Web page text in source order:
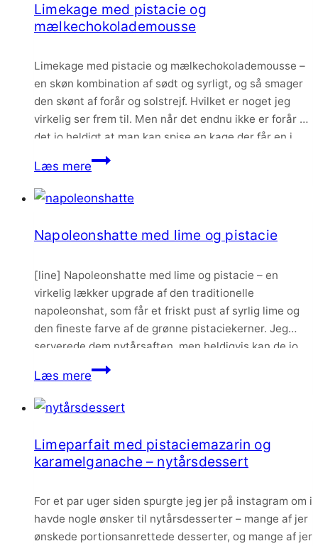
Limekage med pistacie og
mælkechokolademousse
Limekage med pistacie og mælkechokolademousse –
en skøn kombination af sødt og syrligt, og så smager
den skønt af forår og solstrejf. Hvilket er noget jeg
virkelig ser frem til. Men når det endnu ikke er forår er
det jo heldigt at man kan spise en kage der får en i
forårsstemning <3
Læs mereLimekage
pistacie
mælkechokolademousse
Napoleonshatte med lime og pistacie
[line] Napoleonshatte med lime og pistacie – en
virkelig lækker upgrade af den traditionelle
napoleonshat, som får et friskt pust af syrlig lime og
den fineste farve af de grønne pistaciekerner. Jeg
serverede dem nytårsaften, men heldigvis kan de jo
nydes året rundt!
Læs mereNapoleonshatte
lime
pistacie
Limeparfait med pistaciemazarin og
karamelganache – nytårsdessert
For et par uger siden spurgte jeg jer på instagram om i
havde nogle ønsker til nytårsdesserter – mange af jer
ønskede portionsanrettede desserter, og mange af jer